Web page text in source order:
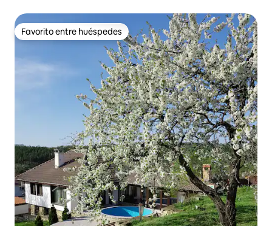
Favorito entre huéspedes
Favorito entre huéspedes